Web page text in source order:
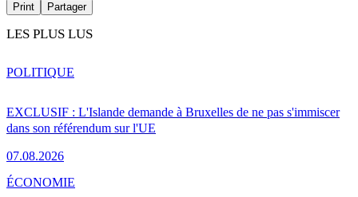
Print Partager
LES PLUS LUS
EXCLUSIF : L'Islande demande à Bruxelles de ne pas s'immiscer
dans son référendum sur l'UE
07.08.2026
POLITIQUE
ÉCONOMIE